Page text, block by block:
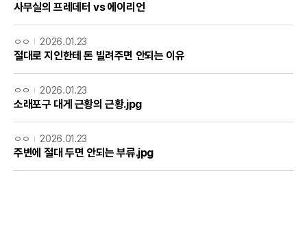
사무실의 프레데터 vs 에이리언
ㅇㅇ 2026.01.23
절대로 지인한테 돈 빌려주면 안되는 이유
ㅇㅇ 2026.01.23
소래포구 대게 근황의 근황.jpg
ㅇㅇ 2026.01.23
주변에 절대 두면 안되는 부류.jpg